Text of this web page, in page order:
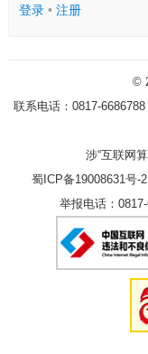
登录• 注册
©
联系电话：0817-
涉“互联网
蜀ICP备19008631号-2
举报电话：